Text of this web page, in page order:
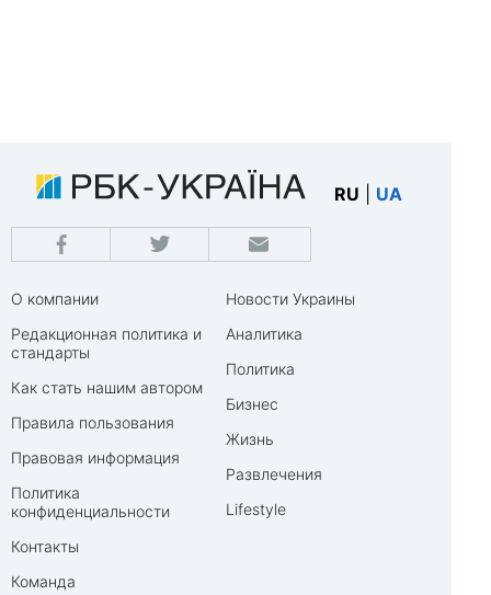
RU UA
О компании
Редакционная политика и
стандарты
Как стать нашим автором
Правила пользования
Правовая информация
Политика
конфиденциальности
Контакты
Команда
Новости Украины
Аналитика
Политика
Бизнес
Жизнь
Развлечения
Lifestyle